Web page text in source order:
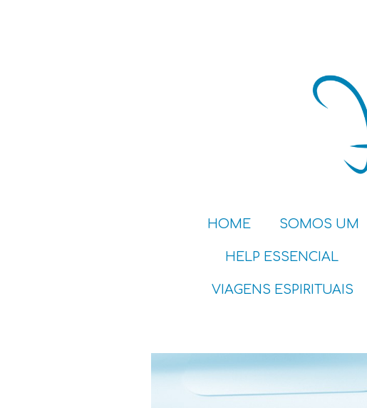
HOME SOMOS UM
HELP ESSENCIAL
VIAGENS ESPIRITUAIS